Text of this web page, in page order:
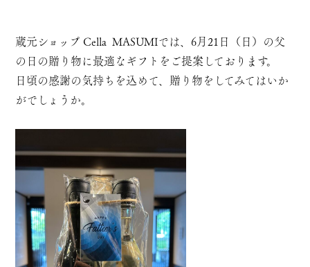
蔵元ショップ Cella MASUMIでは、6月21日（日）の父
の日の贈り物に最適なギフトをご提案しております。
日頃の感謝の気持ちを込めて、贈り物をしてみてはいか
がでしょうか。